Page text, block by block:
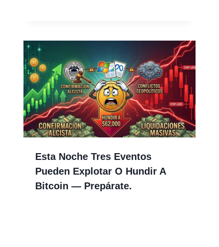
Esta Noche Tres Eventos
Pueden Explotar O Hundir A
Bitcoin — Prepárate.